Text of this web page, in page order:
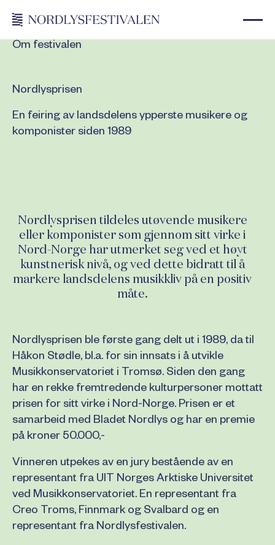
Om festivalen
Nordlysprisen
En feiring av landsdelens ypperste musikere og
komponister siden 1989
Nordlysprisen tildeles utøvende musikere
eller komponister som gjennom sitt virke i
Nord-Norge har utmerket seg ved et høyt
kunstnerisk nivå, og ved dette bidratt til å
markere landsdelens musikkliv på en positiv
måte.
Nordlysprisen ble første gang delt ut i 1989, da til
Håkon Stødle, bl.a. for sin innsats i å utvikle
Musikkonservatoriet i Tromsø. Siden den gang
har en rekke fremtredende kulturpersoner mottatt
prisen for sitt virke i Nord-Norge. Prisen er et
samarbeid med Bladet Nordlys og har en premie
på kroner 50.000,-
Vinneren utpekes av en jury bestående av en
representant fra UIT Norges Arktiske Universitet
ved Musikkonservatoriet. En representant fra
Creo Troms, Finnmark og Svalbard og en
representant fra Nordlysfestivalen.